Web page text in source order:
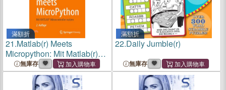
滿額折
21.Matlab(r) Meets
Micropython: Mit Matlab(r)
Mikrocontroller Nutzen
無庫存
滿額折
22.Daily Jumble(r)
無庫存